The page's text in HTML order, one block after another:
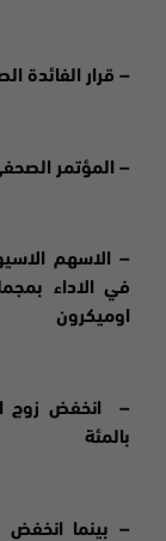
– قرار الفائدة
– المؤتمر
– الاسهم
في الاداء
اوميكرون
بالمئة
– بينما انخفض